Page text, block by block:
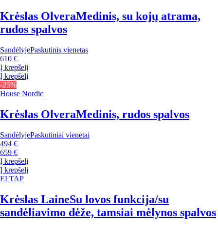
Krėslas OlveraMedinis, su kojų atrama,
rudos spalvos
SandėlyjePaskutinis vienetas
610 €
Į krepšelį
Į krepšelį
-25%
House Nordic
Krėslas OlveraMedinis, rudos spalvos
SandėlyjePaskutiniai vienetai
494 €
659 €
Į krepšelį
Į krepšelį
ELTAP
Krėslas LaineSu lovos funkcija/su
sandėliavimo dėže, tamsiai mėlynos spalvos